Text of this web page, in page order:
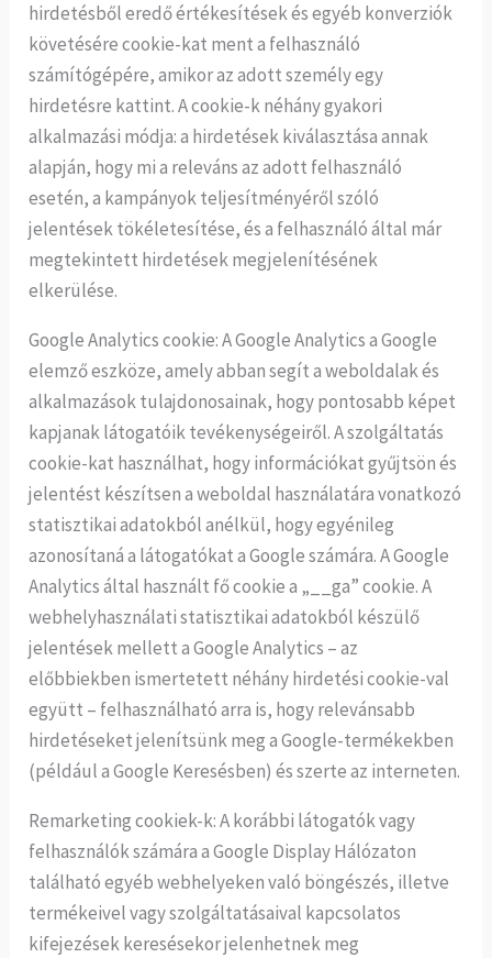
hirdetésből eredő értékesítések és egyéb konverziók
követésére cookie-kat ment a felhasználó
számítógépére, amikor az adott személy egy
hirdetésre kattint. A cookie-k néhány gyakori
alkalmazási módja: a hirdetések kiválasztása annak
alapján, hogy mi a releváns az adott felhasználó
esetén, a kampányok teljesítményéről szóló
jelentések tökéletesítése, és a felhasználó által már
megtekintett hirdetések megjelenítésének
elkerülése.
Google Analytics cookie: A Google Analytics a Google
elemző eszköze, amely abban segít a weboldalak és
alkalmazások tulajdonosainak, hogy pontosabb képet
kapjanak látogatóik tevékenységeiről. A szolgáltatás
cookie-kat használhat, hogy információkat gyűjtsön és
jelentést készítsen a weboldal használatára vonatkozó
statisztikai adatokból anélkül, hogy egyénileg
azonosítaná a látogatókat a Google számára. A Google
Analytics által használt fő cookie a „__ga” cookie. A
webhelyhasználati statisztikai adatokból készülő
jelentések mellett a Google Analytics – az
előbbiekben ismertetett néhány hirdetési cookie-val
együtt – felhasználható arra is, hogy relevánsabb
hirdetéseket jelenítsünk meg a Google-termékekben
(például a Google Keresésben) és szerte az interneten.
Remarketing cookiek-k: A korábbi látogatók vagy
felhasználók számára a Google Display Hálózaton
található egyéb webhelyeken való böngészés, illetve
termékeivel vagy szolgáltatásaival kapcsolatos
kifejezések keresésekor jelenhetnek meg